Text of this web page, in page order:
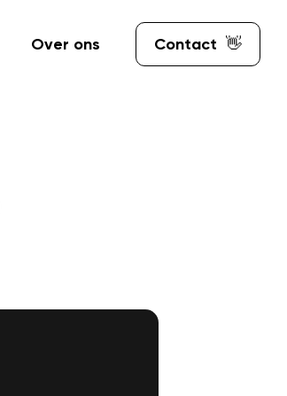
Over ons Contact 👋